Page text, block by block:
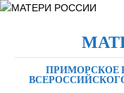
ПРИМОРСКОЕ